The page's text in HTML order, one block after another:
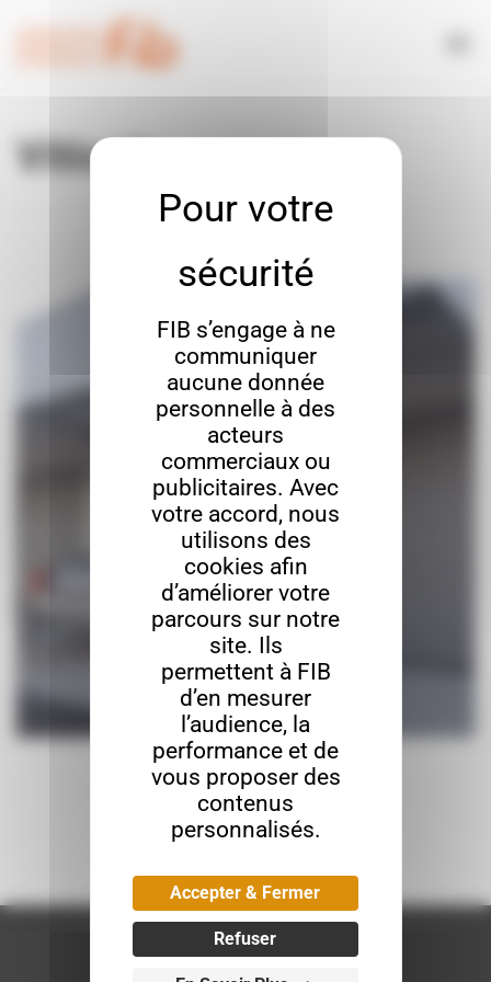
Viticole
Savigny les Beaune
Bienvenue chez FIB Gestion du consentement
FIB s’engage à ne
communiquer
aucune donnée
personnelle à des
acteurs
commerciaux ou
publicitaires. Avec
votre accord, nous
utilisons des
cookies afin
d’améliorer votre
parcours sur notre
site. Ils
permettent à FIB
d’en mesurer
l’audience, la
performance et de
vous proposer des
contenus
personnalisés.
Accepter & Fermer
Refuser